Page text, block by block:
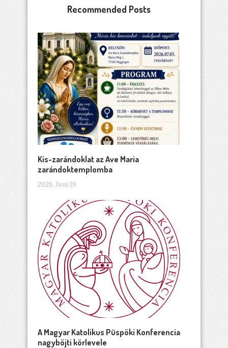
Recommended Posts
Kis-zarándoklat az Ave Maria
zarándoktemplomba
2026. Juni 19
A Magyar Katolikus Püspöki Konferencia
nagyböjti körlevele